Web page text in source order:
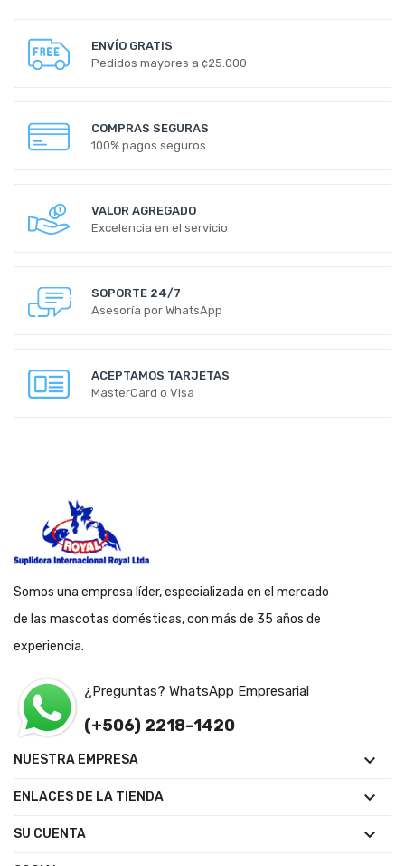
ENVÍO GRATIS
Pedidos mayores a ¢25.000
COMPRAS SEGURAS
100% pagos seguros
VALOR AGREGADO
Excelencia en el servicio
SOPORTE 24/7
Asesoría por WhatsApp
ACEPTAMOS TARJETAS
MasterCard o Visa
Somos una empresa líder, especializada en el mercado
de las mascotas domésticas, con más de 35 años de
experiencia.
¿Preguntas? WhatsApp Empresarial
(+506) 2218-1420
NUESTRA EMPRESA 
ENLACES DE LA TIENDA 
SU CUENTA 